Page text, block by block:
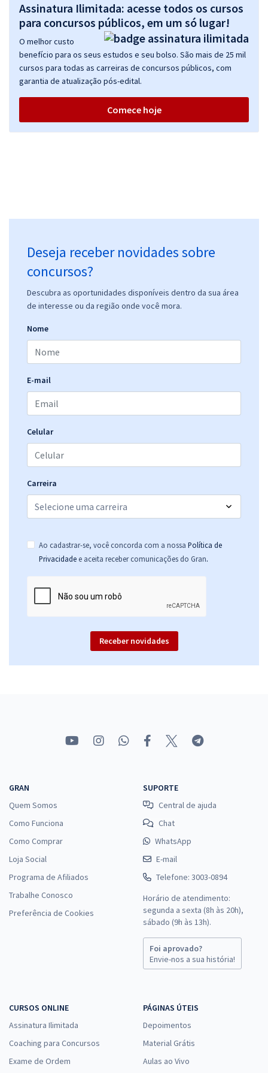
Assinatura Ilimitada: acesse todos os cursos
para concursos públicos, em um só lugar!
O melhor custo
benefício para os seus estudos e seu bolso. São mais de 25 mil
cursos para todas as carreiras de concursos públicos, com
garantia de atualização pós-edital.
Comece hoje
Deseja receber novidades sobre
concursos?
Descubra as oportunidades disponíveis dentro da sua área
de interesse ou da região onde você mora.
Nome
E-mail
Celular
Carreira
Ao cadastrar-se, você concorda com a nossa Política de
Privacidade e aceita receber comunicações do Gran.
Receber novidades
GRAN
Quem Somos
Como Funciona
Como Comprar
Loja Social
Programa de Afiliados
Trabalhe Conosco
Preferência de Cookies
SUPORTE
Central de ajuda
Chat
WhatsApp
E-mail
Telefone: 3003-0894
Horário de atendimento:
segunda a sexta (8h às 20h),
sábado (9h às 13h).
Foi aprovado?
Envie-nos a sua história!
CURSOS ONLINE
Assinatura Ilimitada
Coaching para Concursos
Exame de Ordem
PÁGINAS ÚTEIS
Depoimentos
Material Grátis
Aulas ao Vivo